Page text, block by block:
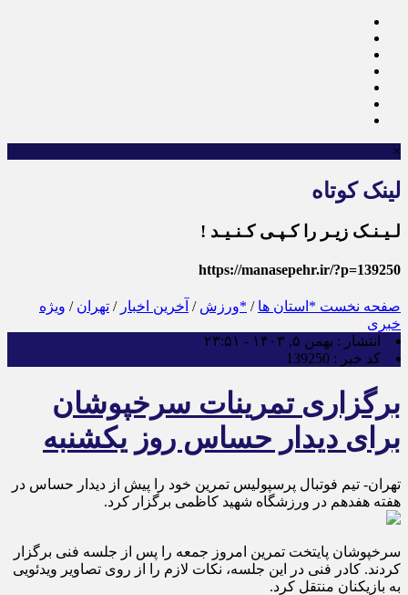
×
لینک کوتاه
لـیـنـک زیـر را کـپـی کـنـیـد !
https://manasepehr.ir/?p=139250
صفحه نخست *استان ها / *ورزش / آخرین اخبار / تهران / ویژه
خبری
انتشار : بهمن ۵, ۱۴۰۳ - ۲۳:۵۱
کد خبر : 139250
برگزاری تمرینات سرخپوشان
برای دیدار حساس روز یکشنبه
تهران- تیم فوتبال پرسپولیس تمرین خود را پیش از دیدار حساس در
هفته هفدهم در ورزشگاه شهید کاظمی برگزار کرد.
سرخپوشان پایتخت تمرین امروز جمعه را پس از جلسه فنی برگزار
کردند. کادر فنی در این جلسه، نکات لازم را از روی تصاویر ویدئویی
به بازیکنان منتقل کرد.